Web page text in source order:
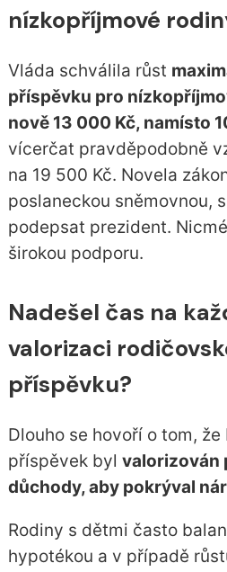
nízkopříjmové
Vláda schválila růst
příspěvku pro
nově 13 000 Kč, namísto
vícerčat pravděpodobně
na 19 500 Kč. Novela
poslaneckou sněmovnou,
podepsat prezident.
širokou podporu.
Nadešel čas na
valorizaci
příspěvku?
Dlouho se hovoří o tom,
příspěvek byl valorizován
důchody, aby pokrýval
Rodiny s dětmi často
hypotékou a v případě